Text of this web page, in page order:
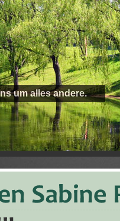
um alles andere.